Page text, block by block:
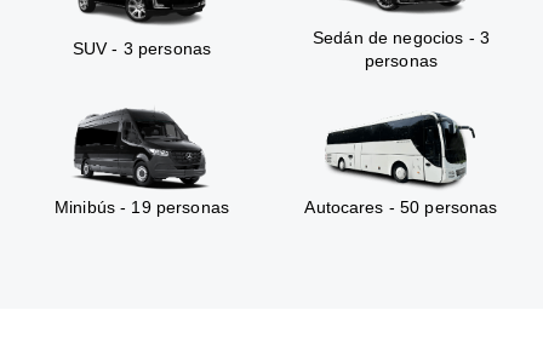
SUV - 3 personas
Sedán de negocios - 3
personas
Minibús - 19 personas Autocares - 50 personas